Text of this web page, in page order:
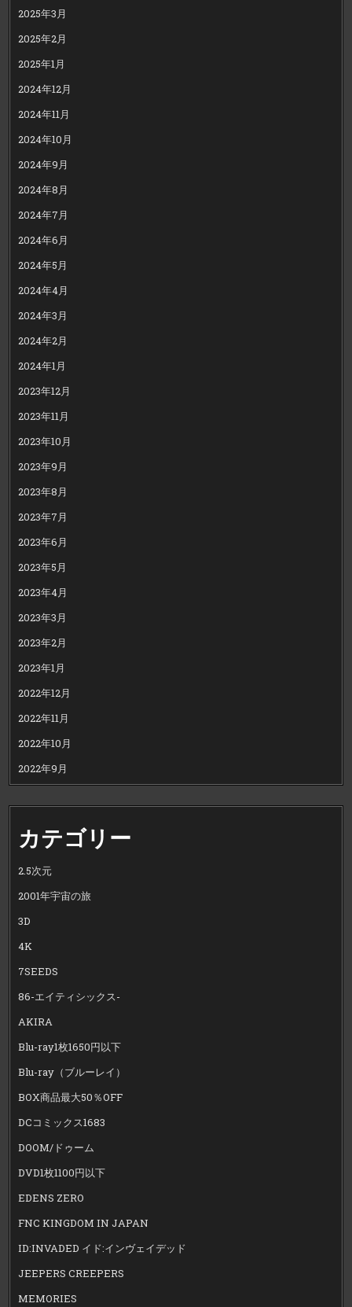
2025年3月
2025年2月
2025年1月
2024年12月
2024年11月
2024年10月
2024年9月
2024年8月
2024年7月
2024年6月
2024年5月
2024年4月
2024年3月
2024年2月
2024年1月
2023年12月
2023年11月
2023年10月
2023年9月
2023年8月
2023年7月
2023年6月
2023年5月
2023年4月
2023年3月
2023年2月
2023年1月
2022年12月
2022年11月
2022年10月
2022年9月
カテゴリー
2.5次元
2001年宇宙の旅
3D
4K
7SEEDS
86-エイティシックス-
AKIRA
Blu-ray1枚1650円以下
Blu-ray（ブルーレイ）
BOX商品最大50％OFF
DCコミックス1683
DOOM/ドゥーム
DVD1枚1100円以下
EDENS ZERO
FNC KINGDOM IN JAPAN
ID:INVADED イド:インヴェイデッド
JEEPERS CREEPERS
MEMORIES